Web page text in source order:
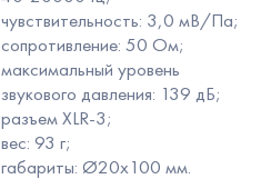
чувствительность: 3,0 мВ/Па;
сопротивление: 50 Ом;
максимальный уровень
звукового давления: 139 дБ;
разъем XLR-3;
вес: 93 г;
габариты: Ø20х100 мм.